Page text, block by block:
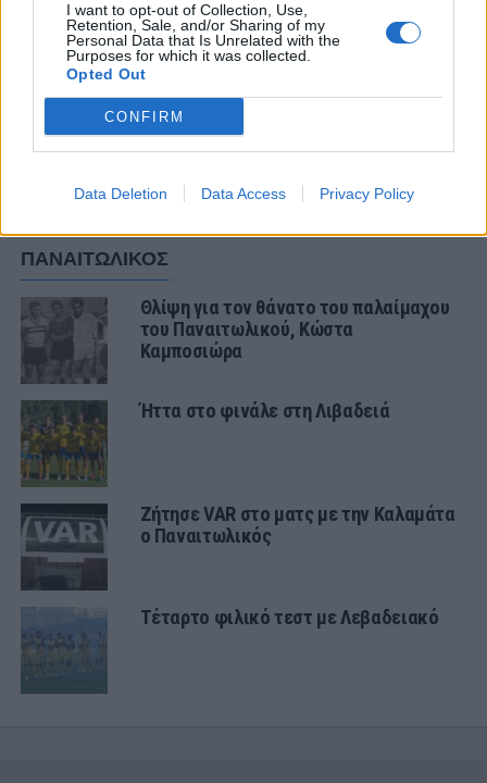
I want to opt-out of Collection, Use,
Retention, Sale, and/or Sharing of my
Personal Data that Is Unrelated with the
Purposes for which it was collected.
Opted Out
CONFIRM
Data Deletion Data Access Privacy Policy
ΠΑΝΑΙΤΩΛΙΚΟΣ
Θλίψη για τον θάνατο του παλαίμαχου
του Παναιτωλικού, Κώστα
Καμποσιώρα
ΠΑΝΑΙΤΩΛΙΚΟΣ
Θλίψη για τον θάνατο του παλαίμαχου
του Παναιτωλικού, Κώστα
Καμποσιώρα
Ήττα στο φινάλε στη Λιβαδειά
Ζήτησε VAR στο ματς με την Καλαμάτα
ο Παναιτωλικός
Τέταρτο φιλικό τεστ με Λεβαδειακό